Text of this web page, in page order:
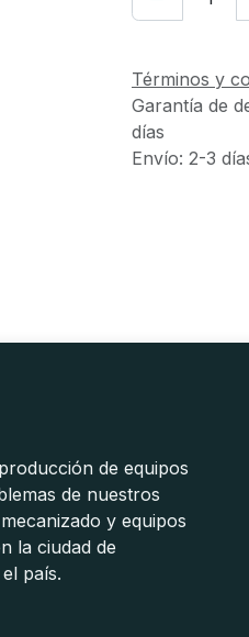
Términos y
Garantía de
días
Envío: 2-3
de equipos
de nuestros
y equipos
la ciudad de
país.